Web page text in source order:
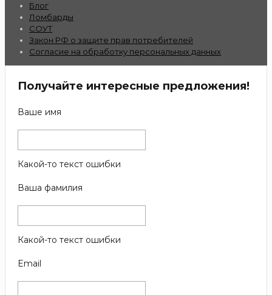
Блог
Ломбарды
СОУТ
Закон РФ о защите прав потребителей
Согласие на обработку персональных данных
Получайте интересные предложения!
Ваше имя
Какой-то текст ошибки
Ваша фамилия
Какой-то текст ошибки
Email